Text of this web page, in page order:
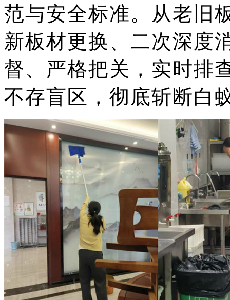
范与安全标准。从老旧
新板材更换、二次深度
督、严格把关，实时排
不存盲区，彻底斩断白